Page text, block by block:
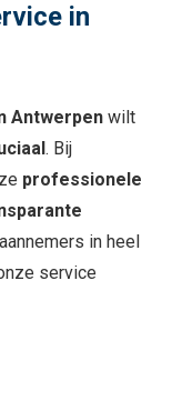
in
Antwerpen wilt
. Bij
professionele
in heel
service